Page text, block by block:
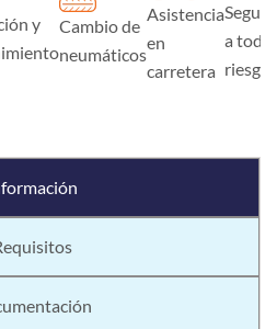
y
Cambio de
neumáticos
Asistencia
en
carretera
Seguro
a todo
riesgo